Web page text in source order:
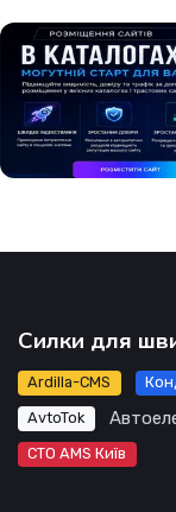
Силки для
Ardilla-CMS
AvtoTok
СТО AMS Київ